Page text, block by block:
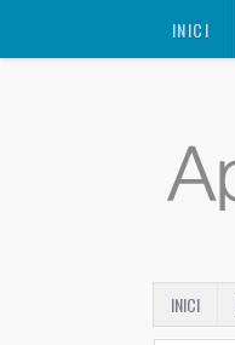
INICI
INICI